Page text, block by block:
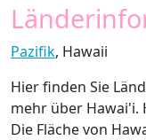
Pazifik, Hawaii
Hier finden Sie
mehr über Hawai'i.
Die Fläche von